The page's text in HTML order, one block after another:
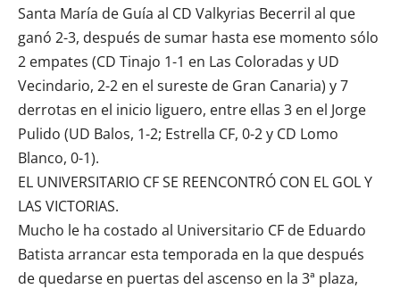
Santa María de Guía al CD Valkyrias Becerril al que
ganó 2-3, después de sumar hasta ese momento sólo
2 empates (CD Tinajo 1-1 en Las Coloradas y UD
Vecindario, 2-2 en el sureste de Gran Canaria) y 7
derrotas en el inicio liguero, entre ellas 3 en el Jorge
Pulido (UD Balos, 1-2; Estrella CF, 0-2 y CD Lomo
Blanco, 0-1).
EL UNIVERSITARIO CF SE REENCONTRÓ CON EL GOL Y
LAS VICTORIAS.
Mucho le ha costado al Universitario CF de Eduardo
Batista arrancar esta temporada en la que después
de quedarse en puertas del ascenso en la 3ª plaza,